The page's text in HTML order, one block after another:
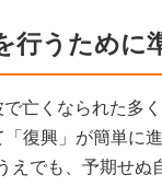
行うために
亡くなられた多
復興」が簡単に
でも、予期せぬ